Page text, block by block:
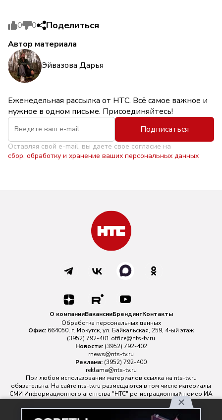
0 0 Поделиться
Автор материала
Эйвазова Дарья
Еженедельная рассылка от НТС. Всё самое важное и
нужное в одном письме. Присоединяйтесь!
Подписаться
Оставляя свой e-mail, вы даете свое согласие на
сбор, обработку и хранение ваших персональных данных
О компанииВакансииБрендингКонтакты
Обработка персональных данных
Офис: 664050, г. Иркутск, ул. Байкальская, 259, 4-ый этаж
(3952) 792-401 office@nts-tv.ru
Новости: (3952) 792-402
rnews@nts-tv.ru
Реклама: (3952) 792-400
reklama@nts-tv.ru
При любом использовании материалов ссылка на nts-tv.ru
обязательна. На сайте nts-tv.ru размещаются в том числе материалы
СМИ Информационного агентства "НТС" регистрационный номер ИА
№ ФС 77 - 88763 зарегистрировано Федеральной службой по
надзору в сфере связи, информационных технологий и массовых